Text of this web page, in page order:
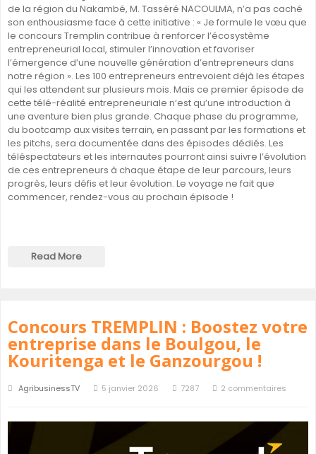
de la région du Nakambé, M. Tasséré NACOULMA, n’a pas caché
son enthousiasme face à cette initiative : « Je formule le vœu que
le concours Tremplin contribue à renforcer l’écosystème
entrepreneurial local, stimuler l’innovation et favoriser
l’émergence d’une nouvelle génération d’entrepreneurs dans
notre région ». Les 100 entrepreneurs entrevoient déjà les étapes
qui les attendent sur plusieurs mois. Mais ce premier épisode de
cette télé-réalité entrepreneuriale n’est qu’une introduction à
une aventure bien plus grande. Chaque phase du programme,
du bootcamp aux visites terrain, en passant par les formations et
les pitchs, sera documentée dans des épisodes dédiés. Les
téléspectateurs et les internautes pourront ainsi suivre l’évolution
de ces entrepreneurs à chaque étape de leur parcours, leurs
progrès, leurs défis et leur évolution. Le voyage ne fait que
commencer, rendez-vous au prochain épisode !
Read More
Concours TREMPLIN : Boostez votre
entreprise dans le Boulgou, le
Kouritenga et le Ganzourgou !
AgribusinessTV 5 janvier 2026 7287 2 commentaires